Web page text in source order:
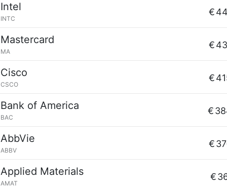
Intel
INTC
€
Mastercard
MA
€
Cisco
CSCO
€
Bank of America
BAC
€
AbbVie
ABBV
€
Applied Materials
AMAT
€